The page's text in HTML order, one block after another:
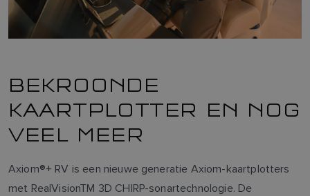
BEKROONDE
KAARTPLOTTER EN NOG
VEEL MEER
Axiom®+ RV is een nieuwe generatie Axiom-kaartplotters
met RealVisionTM 3D CHIRP-sonartechnologie. De